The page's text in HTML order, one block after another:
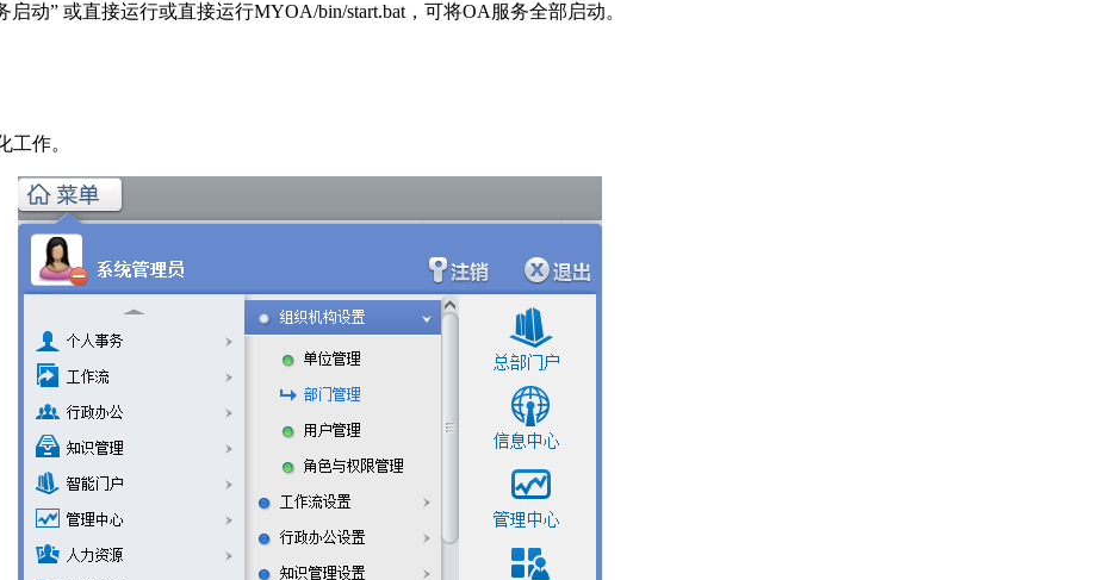
动” 或直接运行或直接运行MYOA/bin/start.bat，可将OA服务全部启动。
工作。